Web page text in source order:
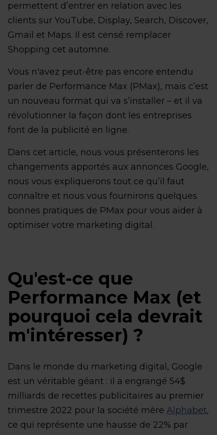
permettent d’entrer en relation avec les
clients sur YouTube, Display, Search, Discover,
Gmail et Maps. Il est censé remplacer
Shopping cet automne.
Vous n'avez peut-être pas encore entendu
parler de Performance Max (PMax), mais c’est
un nouveau format qui va s’installer – et il va
révolutionner la façon dont les entreprises
font de la publicité en ligne.
Dans cet article, nous vous présenterons les
changements apportés aux annonces Google,
nous vous expliquerons tout ce qu’il faut
connaître et nous vous fournirons quelques
bonnes pratiques de PMax pour vous aider à
optimiser votre marketing digital.
Qu'est-ce que
Performance Max (et
pourquoi cela devrait
m'intéresser) ?
Dans le monde du marketing digital, Google
est un véritable géant : il a engrangé 54$
milliards de recettes publicitaires au premier
trimestre 2022 pour la société mère Alphabet,
ce qui représente une hausse de 22% par